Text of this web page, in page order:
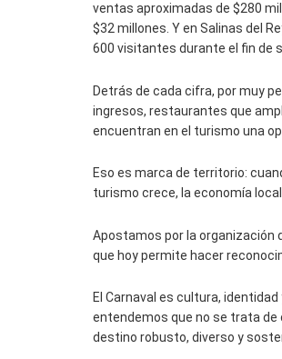
ventas aproximadas de $280
$32 millones. Y en Salinas del
600 visitantes durante el fin de
Detrás de cada cifra, por muy
ingresos, restaurantes que
encuentran en el turismo una
Eso es marca de territorio:
turismo crece, la economía
Apostamos por la organización
que hoy permite hacer
El Carnaval es cultura,
entendemos que no se trata
destino robusto, diverso y